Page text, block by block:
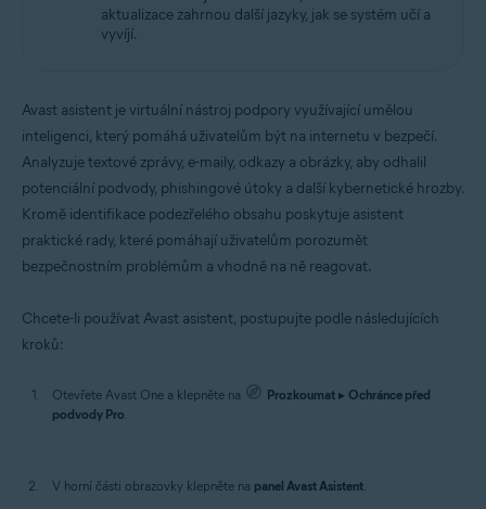
aktualizace zahrnou další jazyky, jak se systém učí a
vyvíjí.
Avast asistent je virtuální nástroj podpory využívající umělou
inteligenci, který pomáhá uživatelům být na internetu v bezpečí.
Analyzuje textové zprávy, e-maily, odkazy a obrázky, aby odhalil
potenciální podvody, phishingové útoky a další kybernetické hrozby.
Kromě identifikace podezřelého obsahu poskytuje asistent
praktické rady, které pomáhají uživatelům porozumět
bezpečnostním problémům a vhodně na ně reagovat.
Chcete-li používat Avast asistent, postupujte podle následujících
kroků:
Otevřete Avast One a klepněte na Prozkoumat ▸ Ochránce před
podvody Pro.
V horní části obrazovky klepněte na panel Avast Asistent.